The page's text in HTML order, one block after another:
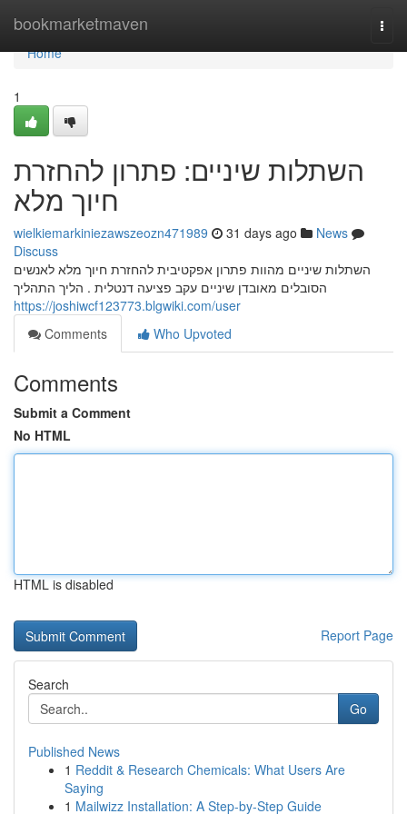
bookmarketmaven
Home
Home
1
השתלות שיניים: פתרון להחזרת
חיוך מלא
wielkiemarkiniezawszeozn471989 31 days ago
News
Discuss
השתלות שיניים מהוות פתרון אפקטיבית להחזרת חיוך מלא לאנשים
הסובלים מאובדן שיניים עקב פציעה דנטלית . הליך התהליך
https://joshiwcf123773.blgwiki.com/user
Comments
Who Upvoted
Comments
Submit a Comment
No HTML
HTML is disabled
Report Page
Search
Go
Published News
1 Reddit & Research Chemicals: What Users Are
Saying
1 Mailwizz Installation: A Step-by-Step Guide